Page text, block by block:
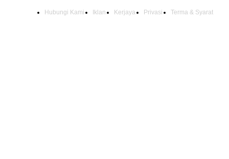
Hubungi Kami Iklan Kerjaya Privasi Terma & Syarat